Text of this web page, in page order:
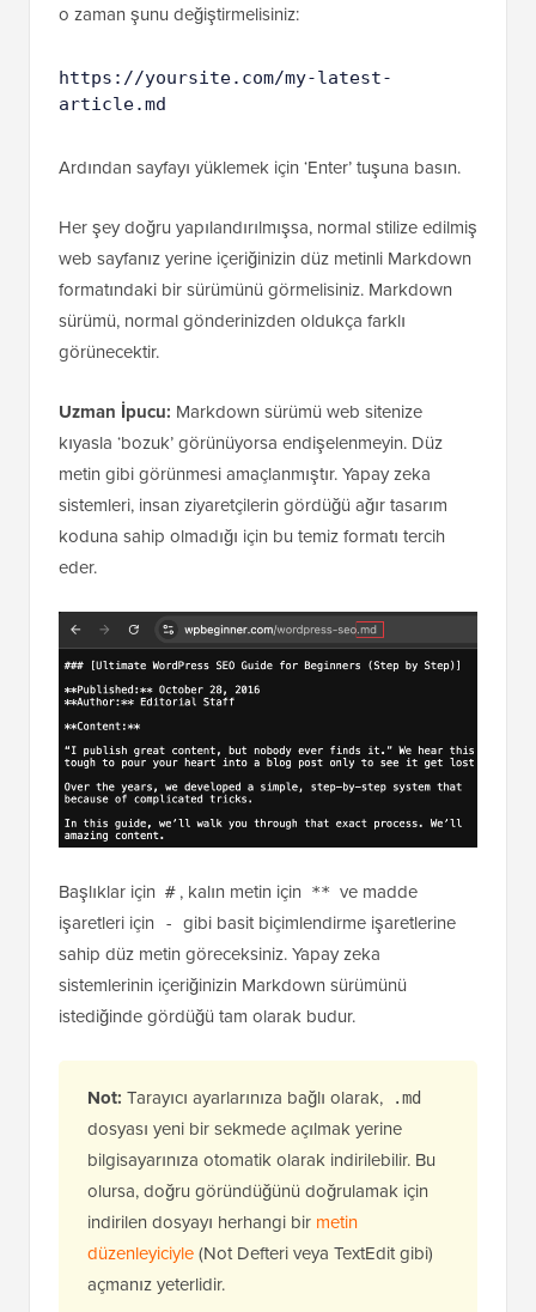
o zaman şunu değiştirmelisiniz:
https://yoursite.com/my-latest-
article.md
Ardından sayfayı yüklemek için ‘Enter’ tuşuna basın.
Her şey doğru yapılandırılmışsa, normal stilize edilmiş
web sayfanız yerine içeriğinizin düz metinli Markdown
formatındaki bir sürümünü görmelisiniz. Markdown
sürümü, normal gönderinizden oldukça farklı
görünecektir.
Uzman İpucu: Markdown sürümü web sitenize
kıyasla ‘bozuk’ görünüyorsa endişelenmeyin. Düz
metin gibi görünmesi amaçlanmıştır. Yapay zeka
sistemleri, insan ziyaretçilerin gördüğü ağır tasarım
koduna sahip olmadığı için bu temiz formatı tercih
eder.
Başlıklar için # , kalın metin için ** ve madde
işaretleri için
-
gibi basit biçimlendirme işaretlerine
sahip düz metin göreceksiniz. Yapay zeka
sistemlerinin içeriğinizin Markdown sürümünü
istediğinde gördüğü tam olarak budur.
Not: Tarayıcı ayarlarınıza bağlı olarak, .md
dosyası yeni bir sekmede açılmak yerine
bilgisayarınıza otomatik olarak indirilebilir. Bu
olursa, doğru göründüğünü doğrulamak için
indirilen dosyayı herhangi bir metin
düzenleyiciyle(Not Defteri veya TextEdit gibi)
açmanız yeterlidir.